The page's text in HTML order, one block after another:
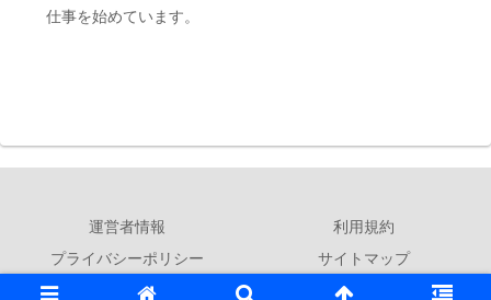
仕事を始めています。
運営者情報
利用規約
プライバシーポリシー
サイトマップ